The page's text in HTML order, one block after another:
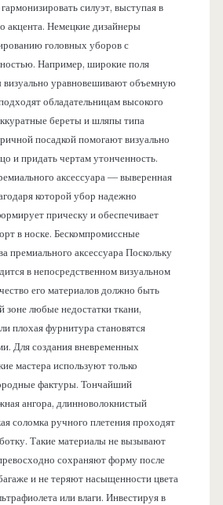
силуэт, выступая в
акцента. Немецкие дизайнеры
головных уборов с
Например, широкие поля
визуально уравновешивают объемную
обладательницам высокого
береты и шляпы типа
посадкой помогают визуально
и придать чертам утонченность.
аксессуара — выверенная
которой убор надежно
прическу и обеспечивает
в носке. Бескомпромиссные
премиального аксессуара Поскольку
в непосредственном визуальном
его материалов должно быть
зоне любые недостатки ткани,
плохая фурнитура становятся
Для создания вневременных
мастера используют только
фактуры. Тончайший
ангора, длинноволокнистый
соломка ручного плетения проходят
Такие материалы не вызывают
сохраняют форму после
и не теряют насыщенности цвета
или влаги. Инвестируя в